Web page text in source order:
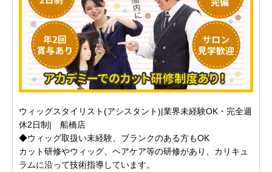
ウィッグスタイリスト(アシスタント)|業界未経験OK・完全週
休2日制| 船橋店
◆ウィッグ取扱い未経験、ブランクのある方もOK
カット研修やウィッグ、ヘアケア等の研修があり、カリキュ
ラムに沿って技術指導しています。